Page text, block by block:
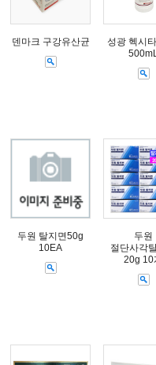
덴마크 구강유산균
성광 헥시
두원 탈지면50g
10EA
두원
절단사각
20g 10